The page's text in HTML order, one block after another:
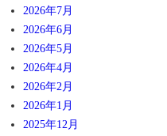
2026年7月
2026年6月
2026年5月
2026年4月
2026年2月
2026年1月
2025年12月